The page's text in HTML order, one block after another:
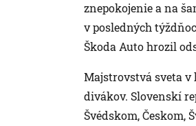
znepokojenie a na
v posledných
Škoda Auto hrozil
Majstrovstvá sveta v
divákov. Slovenskí
Švédskom, Českom,